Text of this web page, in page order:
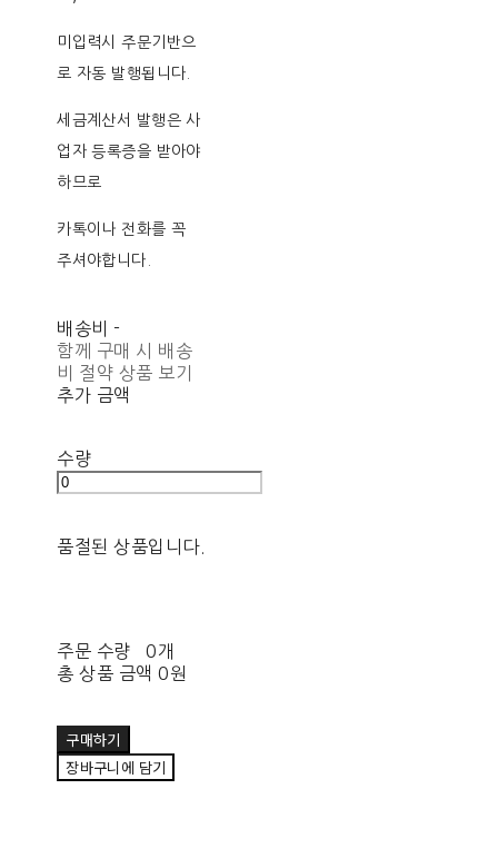
미입력시 주문기반으
로 자동 발행됩니다.
세금계산서 발행은 사
업자 등록증을 받아야
하므로
카톡이나 전화를 꼭
주셔야합니다.
배송비 -
함께 구매 시 배송
비 절약 상품 보기
추가 금액
수량
품절된 상품입니다.
주문 수량
0개
총 상품 금액 0원
구매하기
장바구니에 담기